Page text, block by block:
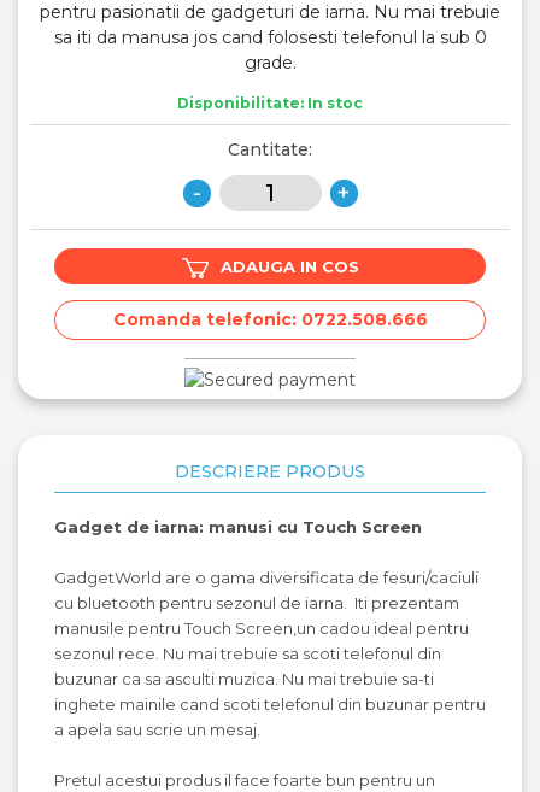
pentru pasionatii de gadgeturi de iarna. Nu mai trebuie
sa iti da manusa jos cand folosesti telefonul la sub 0
grade.
Disponibilitate: In stoc
Cantitate:
- +
ADAUGA IN COS
Comanda telefonic: 0722.508.666
DESCRIERE PRODUS
Gadget de iarna: manusi cu Touch Screen
GadgetWorld are o gama diversificata de fesuri/caciuli
cu bluetooth pentru sezonul de iarna. Iti prezentam
manusile pentru Touch Screen,un cadou ideal pentru
sezonul rece. Nu mai trebuie sa scoti telefonul din
buzunar ca sa asculti muzica. Nu mai trebuie sa-ti
inghete mainile cand scoti telefonul din buzunar pentru
a apela sau scrie un mesaj.
Pretul acestui produs il face foarte bun pentru un